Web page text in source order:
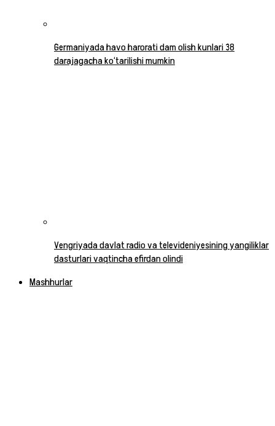
Germaniyada havo harorati dam olish kunlari 38
darajagacha ko‘tarilishi mumkin
Vengriyada davlat radio va televideniyesining yangiliklar
dasturlari vaqtincha efirdan olindi
Mashhurlar